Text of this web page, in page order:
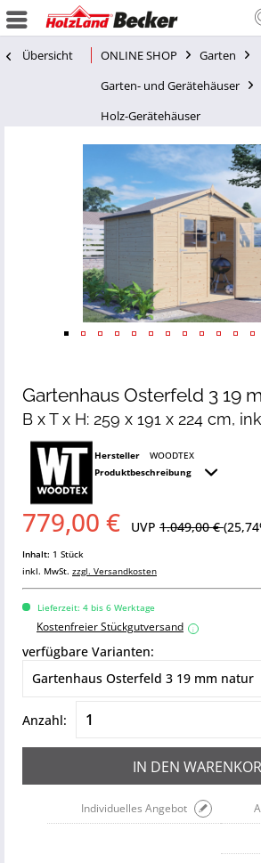
Übersicht ONLINE SHOP
Garten
Garten- und Gerätehäuser
Holz-Gerätehäuser
Gartenhaus Osterfeld 3 19
B x T x H: 259 x 191 x 224 cm,
Hersteller
WOODTEX
Produktbeschreibung
779,00 € UVP 1.049,00 €
Inhalt: 1 Stück
inkl. MwSt. zzgl. Versandkosten
Lieferzeit: 4 bis 6 Werktage
Kostenfreier Stückgutversand i
verfügbare Varianten:
Anzahl:
IN DEN
Individuelles Angebot